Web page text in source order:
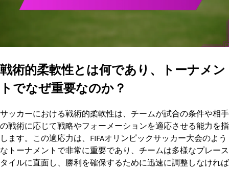
戦術的柔軟性とは何であり、トーナメン
トでなぜ重要なのか？
サッカーにおける戦術的柔軟性は、チームが試合の条件や相手
の戦術に応じて戦略やフォーメーションを適応させる能力を指
します。この適応力は、FIFAオリンピックサッカー大会のよう
なトーナメントで非常に重要であり、チームは多様なプレース
タイルに直面し、勝利を確保するために迅速に調整しなければ